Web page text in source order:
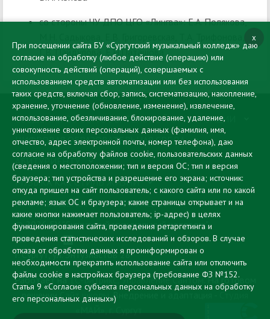
со стороны ЧУ ДПО ЦГО «Лингва»: Е.А. Полякова,
Г.В. Пайдулова, Е.Н.Паташова
СВЕДЕНИЯ ОБ ОБРАЗОВАТЕЛЬНОЙ ОРГАНИЗАЦИИ
ЦИФРОВАЯ ОБРАЗОВАТЕЛЬНАЯ СРЕДА
АБИТУРИЕНТУ
МУЗЫКА КАК СТИЛЬ ЖИЗНИ
ПРОТИВОДЕЙСТВИЕ КОРРУПЦИИ
© 2026 БУ "Сургутский музыкальный колледж"
г. Сургут, ул. Энтузиастов 28
Работает на 1С-Битрикс: Управление Сайтом. На готовом
решенииСайт школы. Внедрение и адаптация -
Студия
«МАЙ», г. Сургут
x
При посещении сайта БУ «Сургутский музыкальный колледж» даю
согласие на обработку (любое действие (операцию) или
совокупность действий (операций), совершаемых с
использованием средств автоматизации или без использования
таких средств, включая сбор, запись, систематизацию, накопление,
хранение, уточнение (обновление, изменение), извлечение,
использование, обезличивание, блокирование, удаление,
уничтожение своих персональных данных (фамилия, имя,
отчество, адрес электронной почты, номер телефона), даю
согласие на обработку файлов cookie, пользовательских данных
(сведения о местоположении; тип и версия ОС; тип и версия
браузера; тип устройства и разрешение его экрана; источник:
откуда пришел на сайт пользователь; с какого сайта или по какой
рекламе; язык ОС и браузера; какие страницы открывает и на
какие кнопки нажимает пользователь; ip-адрес) в целях
функционирования сайта, проведения ретаргетинга и
проведения статистических исследований и обзоров. В случае
отказа от обработки данных я проинформирован о
необходимости прекратить использование сайта или отключить
файлы cookie в настройках браузера (требование ФЗ №152.
Статья 9 «Согласие субъекта персональных данных на обработку
его персональных данных»)